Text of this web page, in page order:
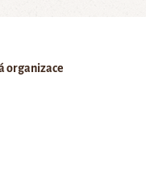
organizace